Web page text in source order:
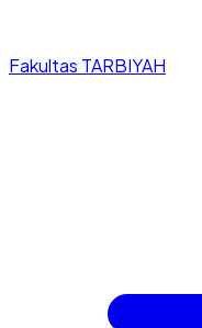
Fakultas TARBIYAH